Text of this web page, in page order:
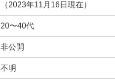
（2023年11月16日現在）
20〜40代
非公開
不明